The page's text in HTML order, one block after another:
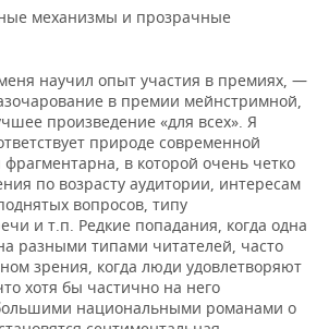
механизмы и прозрачные
научил опыт участия в премиях, —
в премии мейнстримной,
произведение «для всех». Я
природе современной
фрагментарна, в которой очень четко
по возрасту аудитории, интересам
вопросов, типу
и т.п. Редкие попадания, когда одна
разными типами читателей, часто
зрения, когда люди удовлетворяют
хотя бы частично на него
национальными романами о